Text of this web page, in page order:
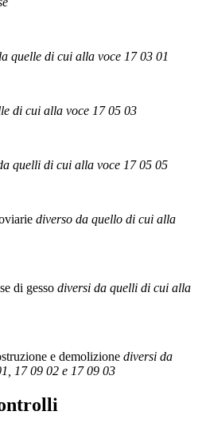
quelle di cui alla voce 17 03 01
di cui alla voce 17 05 03
quelli di cui alla voce 17 05 05
diverso da quello di cui alla
di gesso diversi da quelli di cui alla
e demolizione diversi da
17 09 02 e 17 09 03